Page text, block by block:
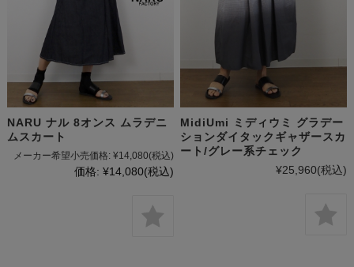
NARU ナル 8オンス ムラデニ
ムスカート
メーカー希望小売価格: ¥14,080(税込)
価格: ¥14,080(税込)
MidiUmi ミディウミ グラデー
ションダイタックギャザースカ
ート/グレー系チェック
¥25,960(税込)